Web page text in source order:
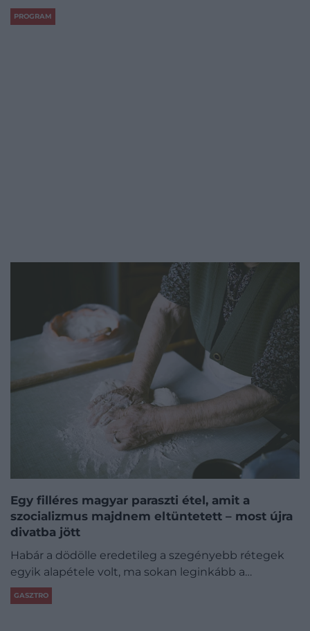
PROGRAM
Egy filléres magyar paraszti étel, amit a
szocializmus majdnem eltüntetett – most újra
divatba jött
Habár a dödölle eredetileg a szegényebb rétegek
egyik alapétele volt, ma sokan leginkább a…
GASZTRO